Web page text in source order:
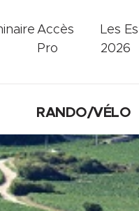
Accès
Pro
Les
2026
RANDO/VÉLO